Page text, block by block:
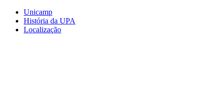
Conteúdo principal
Unicamp
História da UPA
Localização